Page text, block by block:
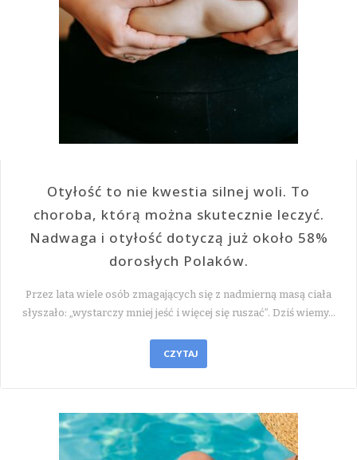
Otyłość to nie kwestia silnej woli. To
choroba, którą można skutecznie leczyć.
Nadwaga i otyłość dotyczą już około 58%
dorosłych Polaków.
Przez lata wiele osób zmagających się z nadmierną masą ciała
słyszało: „wystarczy mniej jeść i więcej się ruszać”. Dziś wiemy…
CZYTAJ